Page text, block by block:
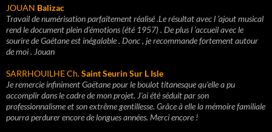
JOUAN Balizac
Travail de numérisation parfaitement réalisé .Le résultat avec l ’ajout musical
rend le document plein d’émotions (été 1957) . De plus l ’accueil avec le
sourire de Gaétane est inégalable . Donc , je recommande fortement autour
de moi . Jouan
SARRHOUILHE Ch.Saint Seurin Sur L Isle
Je remercie infiniment Gaëtane pour le boulot titanesque qu'elle a pu
accomplir dans le cadre de mon projet. J'ai été séduit par son
professionnalisme et son extrême gentillesse. Grâce à elle la mémoire familiale
pourra perdurer encore de longues années. Merci encore !